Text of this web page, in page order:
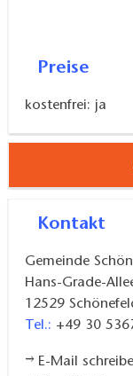
Preise
kostenfrei: ja
Kontakt
Gemeinde
Hans-Grade-
12529
Tel.: +49 30
E-Mail